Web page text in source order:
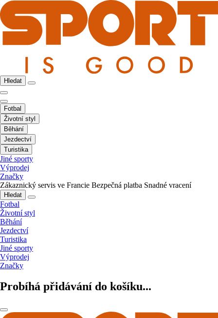
Hledat
Fotbal
Životní styl
Běhání
Jezdectví
Turistika
Jiné sporty
Výprodej
Značky
Zákaznický servis ve Francie Bezpečná platba Snadné vracení
Hledat
Fotbal
Životní styl
Běhání
Jezdectví
Turistika
Jiné sporty
Výprodej
Značky
Probíhá přidávání do košíku...